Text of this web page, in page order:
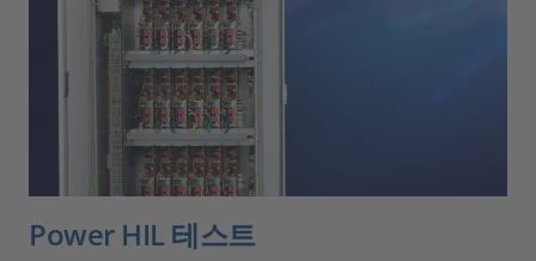
Power HIL 테스트